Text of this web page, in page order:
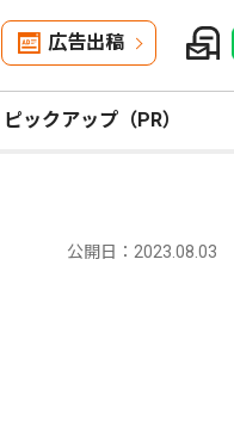
広告出稿
ピックアップ（PR）
公開日：2023.08.03